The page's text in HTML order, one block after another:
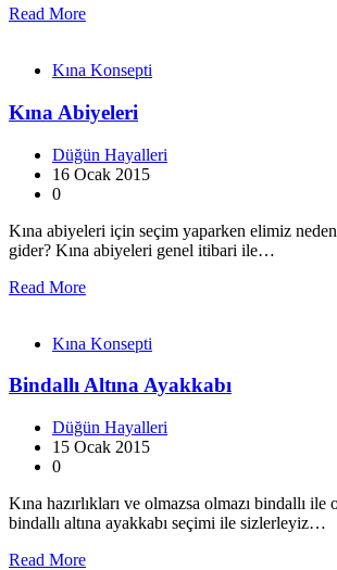
Read More
Kına Konsepti
Kına Abiyeleri
Düğün Hayalleri
16 Ocak 2015
0
Kına abiyeleri için seçim yaparken elimiz neden
gider? Kına abiyeleri genel itibari ile…
Read More
Kına Konsepti
Bindallı Altına Ayakkabı
Düğün Hayalleri
15 Ocak 2015
0
Kına hazırlıkları ve olmazsa olmazı bindallı ile
bindallı altına ayakkabı seçimi ile sizlerleyiz…
Read More